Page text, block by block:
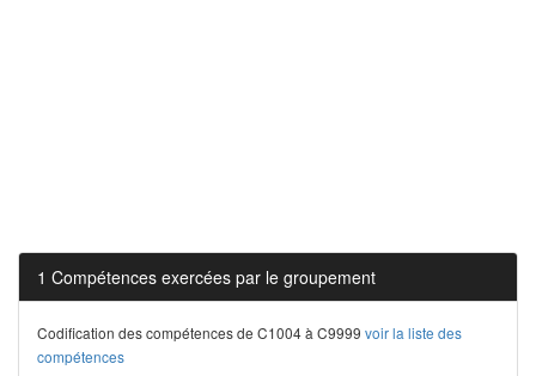
1 Compétences exercées par le groupement
Codification des compétences de C1004 à C9999 voir la liste des
compétences